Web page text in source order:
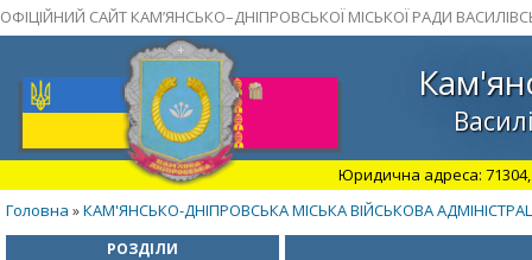
ОФІЦІЙНИЙ САЙТ КАМ’ЯНСЬКО–ДНІПРОВСЬКОЇ МІСЬКОЇ РАДИ
Юридична адреса: 71304,
Головна »КАМ'ЯНСЬКО-ДНІПРОВСЬКА МІСЬКА ВІЙСЬКОВА
РОЗДІЛИ